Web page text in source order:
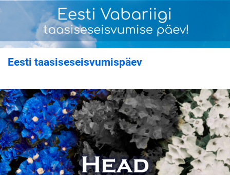
Eesti taasiseseisvumispäev